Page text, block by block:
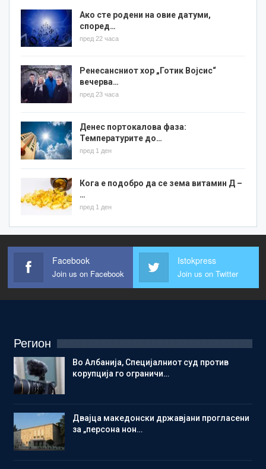
Ако сте родени на овие датуми,
според…
пред 22 часа
Ренесансниот хор „Готик Војсис“
вечерва…
пред 23 часа
Денес портокалова фаза:
Температурите до…
пред 1 ден
Кога е подобро да се зема витамин Д –
…
пред 1 ден
Facebook
Join us on Facebook
Istokpress
Join us on Twitter
Регион
Во Албанија, Специјалниот суд против
корупција го ограничи…
Двајца македонски државјани прогласени
за „персона нон…